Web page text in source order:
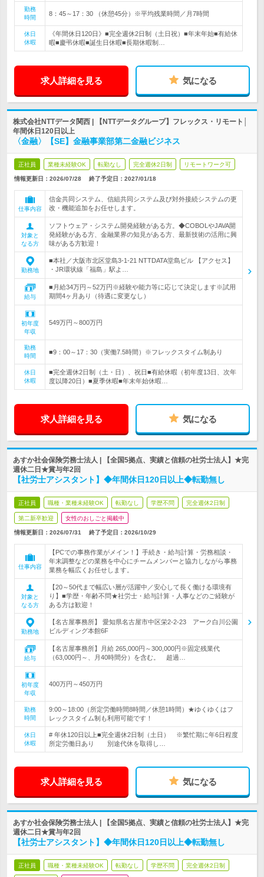
勤務
時間
8：45～17：30 （休憩45分）※平均残業時間／月7時間
休日
休暇
《年間休日120日》■完全週休2日制（土日祝）■年末年始■有給休
暇■慶弔休暇■誕生日休暇■長期休暇制…
求人詳細を見る 気になる
株式会社NTTデータ関西 | 【NTTデータグループ】フレックス・リモート│
年間休日120日以上
〈金融〉【SE】金融事業部第二金融ビジネス
正社員 業種未経験OK 転勤なし 完全週休2日制 リモートワーク可
情報更新日：2026/07/28 終了予定日： 2027/01/18
仕事内容
信金共同システム、信組共同システム及び対外接続システムの更
改・機能追加をお任せします。
対象と
なる方
ソフトウェア・システム開発経験がある方。◆COBOLやJAVA開
発経験がある方、金融業界の知見がある方、最新技術の活用に興
味がある方歓迎！
勤務地
■本社／大阪市北区堂島3-1-21 NTTDATA堂島ビル 【アクセス】
・JR環状線「福島」駅よ…
給与
■月給34万円～52万円※経験や能力等に応じて決定します※試用
期間4ヶ月あり（待遇に変更なし）
初年度
年収
549万円～800万円
勤務
時間
■9：00～17：30（実働7.5時間）※フレックスタイム制あり
休日
休暇
■完全週休2日制（土・日）、祝日■有給休暇（初年度13日、次年
度以降20日）■夏季休暇■年末年始休暇…
求人詳細を見る 気になる
あすか社会保険労務士法人 | 【全国5拠点、実績と信頼の社労士法人】★完
週休二日★賞与年2回
【社労士アシスタント】◆年間休日120日以上◆転勤無し
正社員 職種・業種未経験OK 転勤なし 学歴不問 完全週休2日制
第二新卒歓迎 女性のおしごと掲載中
情報更新日：2026/07/31 終了予定日： 2026/10/29
仕事内容
【PCでの事務作業がメイン！】手続き・給与計算・労務相談・
年末調整などの業務を中心にチームメンバーと協力しながら事務
業務を幅広くお任せします。
対象と
なる方
【20～50代まで幅広い層が活躍中／安心して長く働ける環境有
り】■学歴・年齢不問★社労士・給与計算・人事などのご経験が
ある方は歓迎！
勤務地
【名古屋事務所】 愛知県名古屋市中区栄2-2-23 アーク白川公園
ビルディング本館6F
給与
【名古屋事務所】月給 265,000円～300,000円※固定残業代
（63,000円～、月40時間分）を含む。 超過…
初年度
年収
400万円～450万円
勤務
時間
9:00～18:00（所定労働時間8時間／休憩1時間）★ゆくゆくはフ
レックスタイム制も利用可能です！
休日
休暇
# 年休120日以上■完全週休2日制（土日） ※繁忙期に年6日程度
所定労働日あり 別途代休を取得し…
求人詳細を見る 気になる
あすか社会保険労務士法人 | 【全国5拠点、実績と信頼の社労士法人】★完
週休二日★賞与年2回
【社労士アシスタント】◆年間休日120日以上◆転勤無し
正社員 職種・業種未経験OK 転勤なし 学歴不問 完全週休2日制